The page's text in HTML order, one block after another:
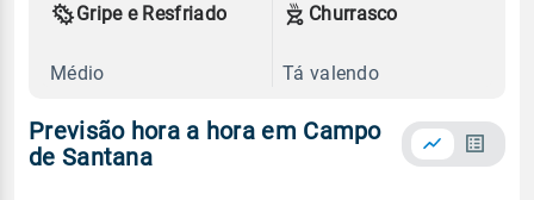
Gripe e Resfriado
Médio
Churrasco
Tá valendo
Previsão hora a hora em Campo
de Santana